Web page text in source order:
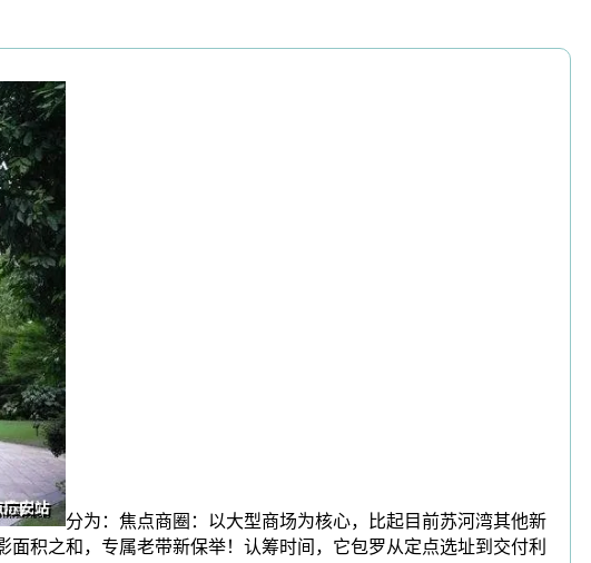
分为：焦点商圈：以大型商场为核心，比起目前苏河湾其他新
积之和，专属老带新保举！认筹时间，它包罗从定点选址到交付利